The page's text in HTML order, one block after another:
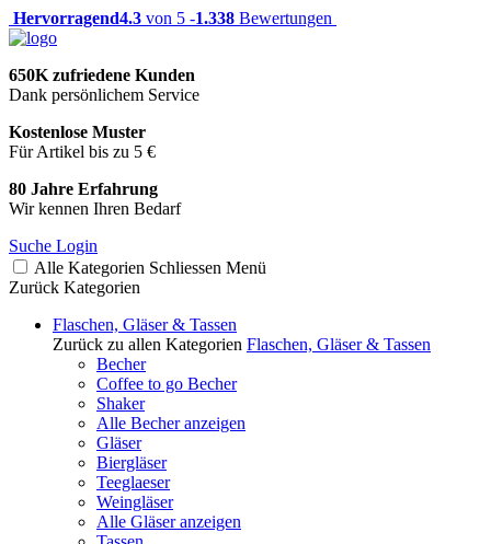
Hervorragend4.3 von 5 -1.338 Bewertungen
650K zufriedene Kunden
Dank persönlichem Service
Kostenlose Muster
Für Artikel bis zu 5 €
80 Jahre Erfahrung
Wir kennen Ihren Bedarf
Suche Login
Alle Kategorien Schliessen Menü
Zurück Kategorien
Flaschen, Gläser & Tassen
Zurück zu allen Kategorien Flaschen, Gläser & Tassen
Becher
Coffee to go Becher
Shaker
Alle Becher anzeigen
Gläser
Biergläser
Teeglaeser
Weingläser
Alle Gläser anzeigen